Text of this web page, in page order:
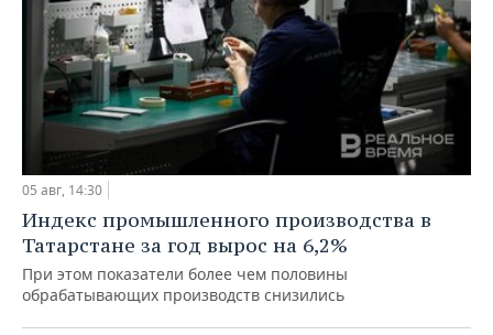
05 авг, 14:30
Индекс промышленного производства в
Татарстане за год вырос на 6,2%
При этом показатели более чем половины
обрабатывающих производств снизились